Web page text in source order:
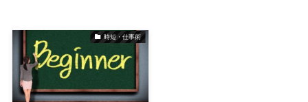
時短・仕事術